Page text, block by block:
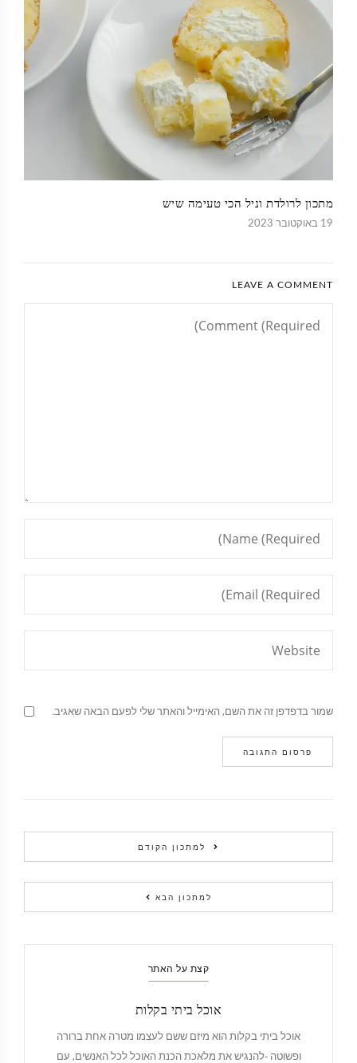
מתכון לרולדת וניל הכי טעימה שיש
19 באוקטובר 2023
LEAVE A COMMENT
שמור בדפדפן זה את השם, האימייל והאתר שלי לפעם הבאה שאגיב.
למתכון הקודם
למתכון הבא
קצת על האתר
אוכל ביתי בקלות
אוכל ביתי בקלות הוא מיזם ששם לעצמו מטרה אחת ברורה
ופשוטה -להנגיש את מלאכת הכנת האוכל לכל האנשים, עם